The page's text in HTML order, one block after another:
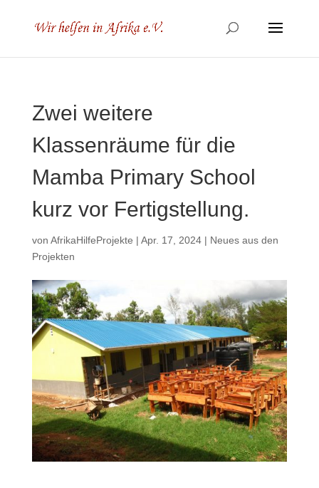
Zwei weitere
Klassenräume für die
Mamba Primary School
kurz vor Fertigstellung.
von AfrikaHilfeProjekte | Apr. 17, 2024| Neues aus den
Projekten